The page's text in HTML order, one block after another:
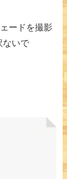
ードを撮影
ないで